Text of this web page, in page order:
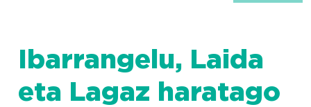
Ibarrangelu, Laida
eta Lagaz haratago